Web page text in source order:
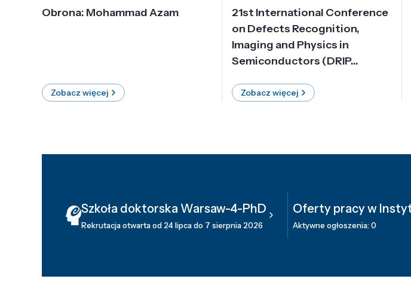
Obrona: Mohammad Azam
Zobacz więcej
21st International Conference
on Defects Recognition,
Imaging and Physics in
Semiconductors (DRIP...
Zobacz więcej
Szkoła doktorska Warsaw-4-PhD
Rekrutacja otwarta od 24 lipca do 7 sierpnia 2026
Oferty pracy w
Aktywne ogłoszenia: 0